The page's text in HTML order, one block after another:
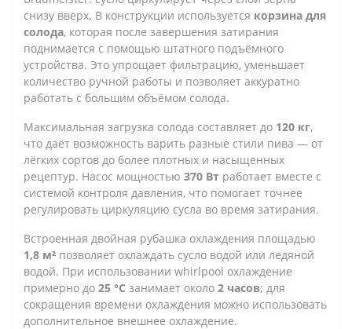
снизу вверх. В конструкции используется корзина для
солода, которая после завершения затирания
поднимается с помощью штатного подъёмного
устройства. Это упрощает фильтрацию, уменьшает
количество ручной работы и позволяет аккуратно
работать с большим объёмом солода.
Максимальная загрузка солода составляет до 120 кг,
что даёт возможность варить разные стили пива — от
лёгких сортов до более плотных и насыщенных
рецептур. Насос мощностью 370 Вт работает вместе с
системой контроля давления, что помогает точнее
регулировать циркуляцию сусла во время затирания.
Встроенная двойная рубашка охлаждения площадью
1,8 м² позволяет охлаждать сусло водой или ледяной
водой. При использовании whirlpool охлаждение
примерно до 25 °C занимает около 2 часов; для
сокращения времени охлаждения можно использовать
дополнительное внешнее охлаждение.